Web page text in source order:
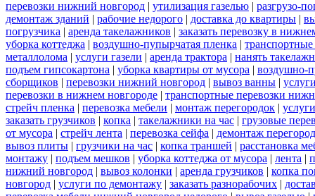
перевозки нижний новгород | утилизация газелью | разгрузо-
демонтаж зданий | рабочие недорого | доставка до квартиры |
погрузчика | аренда такелажников | заказать перевозку в
уборка коттеджа | воздушно-пупырчатая пленка | транспортные
металлолома | услуги газели | аренда трактора | нанять
подъем гипсокартона | уборка квартиры от мусора | воздушно-
сборщиков | перевозки нижний новгород | вывоз ванны |
перевозки в нижнем новгороде | транспортные перевозки
стрейч пленка | перевозка мебели | монтаж перегородок |
заказать грузчиков | копка | такелажники на час | грузовые
от мусора | стрейч лента | перевозка сейфа | демонтаж
вывоз плиты | грузчики на час | копка траншей | расстановка
монтажу | подъем мешков | уборка коттеджа от мусора | лента |
нижний новгород | вывоз колонки | аренда грузчиков | копка
новгород | услуги по демонтажу | заказать разнорабочих |